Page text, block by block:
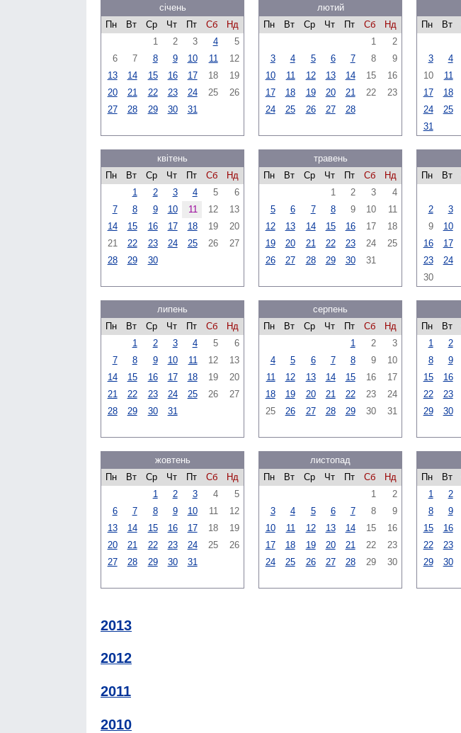
січень
Пн
Вт Ср Чт Пт Сб
Нд
1
2 3 4
5
6
7 8 9 10 11
12
13
14 15 16 17 18
19
20
21 22 23 24 25
26
27
28 29 30 31
лютий
Пн
Вт Ср Чт Пт Сб
Нд
1
2
3
4 5 6 7 8
9
10
11 12 13 14 15
16
17
18 19 20 21 22
23
24
25 26 27 28
Пн
Вт
3
4
10
11
17
18
24
25
31
квітень
Пн
Вт Ср Чт Пт Сб
Нд
1
2 3 4 5
6
7
8 9 10 11 12
13
14
15 16 17 18 19
20
21
22 23 24 25 26
27
28
29 30
травень
Пн
Вт Ср Чт Пт Сб
Нд
1
2 3
4
5
6 7 8 9 10
11
12
13 14 15 16 17
18
19
20 21 22 23 24
25
26
27 28 29 30 31
Пн
Вт
2
3
9
10
16
17
23
24
30
липень
Пн
Вт Ср Чт Пт Сб
Нд
1
2 3 4 5
6
7
8 9 10 11 12
13
14
15 16 17 18 19
20
21
22 23 24 25 26
27
28
29 30 31
серпень
Пн
Вт Ср Чт Пт Сб
Нд
1
2
3
4
5 6 7 8 9
10
11
12 13 14 15 16
17
18
19 20 21 22 23
24
25
26 27 28 29 30 31
Пн
Вт
1
2
8
9
15
16
22
23
29
30
жовтень
Пн
Вт Ср Чт Пт Сб
Нд
1
2 3 4
5
6
7 8 9 10 11
12
13
14 15 16 17 18
19
20
21 22 23 24 25
26
27
28 29 30 31
листопад
Пн
Вт Ср Чт Пт Сб
Нд
1
2
3
4 5 6 7 8
9
10
11 12 13 14 15
16
17
18 19 20 21 22
23
24
25 26 27 28 29 30
Пн
Вт
1
2
8
9
15
16
22
23
29
30
2013
2012
2011
2010